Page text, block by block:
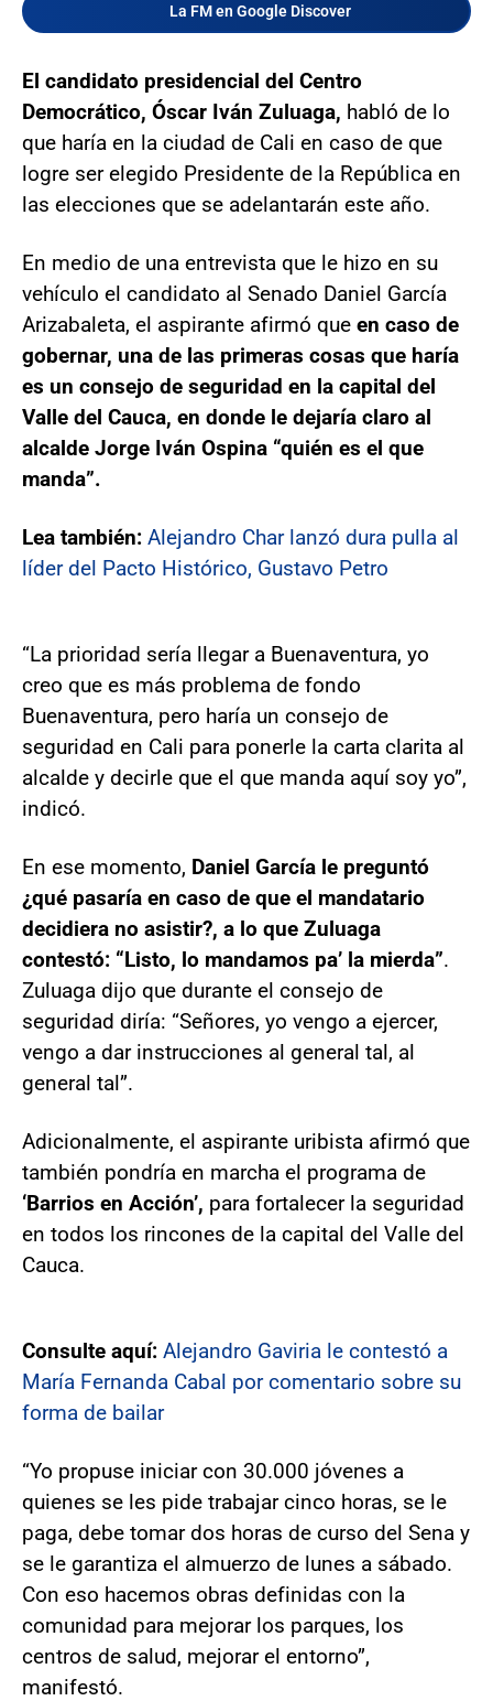
La FM en Google Discover
El candidato presidencial del Centro
Democrático, Óscar Iván Zuluaga, habló de lo
que haría en la ciudad de Cali en caso de que
logre ser elegido Presidente de la República en
las elecciones que se adelantarán este año.
En medio de una entrevista que le hizo en su
vehículo el candidato al Senado Daniel García
Arizabaleta, el aspirante afirmó que en caso de
gobernar, una de las primeras cosas que haría
es un consejo de seguridad en la capital del
Valle del Cauca, en donde le dejaría claro al
alcalde Jorge Iván Ospina “quién es el que
manda”.
Lea también: Alejandro Char lanzó dura pulla al
líder del Pacto Histórico, Gustavo Petro
“La prioridad sería llegar a Buenaventura, yo
creo que es más problema de fondo
Buenaventura, pero haría un consejo de
seguridad en Cali para ponerle la carta clarita al
alcalde y decirle que el que manda aquí soy yo”,
indicó.
En ese momento, Daniel García le preguntó
¿qué pasaría en caso de que el mandatario
decidiera no asistir?, a lo que Zuluaga
contestó: “Listo, lo mandamos pa’ la mierda”.
Zuluaga dijo que durante el consejo de
seguridad diría: “Señores, yo vengo a ejercer,
vengo a dar instrucciones al general tal, al
general tal”.
Adicionalmente, el aspirante uribista afirmó que
también pondría en marcha el programa de
‘Barrios en Acción’, para fortalecer la seguridad
en todos los rincones de la capital del Valle del
Cauca.
Consulte aquí: Alejandro Gaviria le contestó a
María Fernanda Cabal por comentario sobre su
forma de bailar
“Yo propuse iniciar con 30.000 jóvenes a
quienes se les pide trabajar cinco horas, se le
paga, debe tomar dos horas de curso del Sena y
se le garantiza el almuerzo de lunes a sábado.
Con eso hacemos obras definidas con la
comunidad para mejorar los parques, los
centros de salud, mejorar el entorno”,
manifestó.